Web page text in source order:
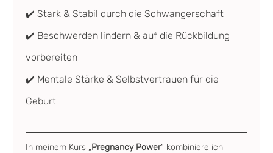
✔️ Stark & Stabil durch die Schwangerschaft
✔️ Beschwerden lindern & auf die Rückbildung
vorbereiten
✔️ Mentale Stärke & Selbstvertrauen für die
Geburt
In meinem Kurs „Pregnancy Power“ kombiniere ich